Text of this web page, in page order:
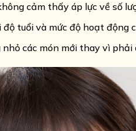
cảm thấy áp lực về số
tuổi và mức độ hoạt động
các món mới thay vì phải